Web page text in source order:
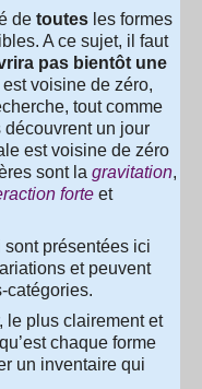
de toutes les formes
A ce sujet, il faut
pas bientôt une
voisine de zéro,
tout comme
un jour
est voisine de zéro
sont la gravitation,
forte et
présentées ici
et peuvent
catégories.
le plus clairement et
chaque forme
un inventaire qui